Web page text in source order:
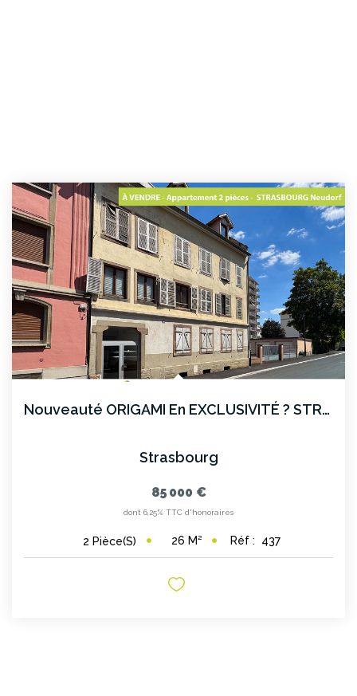
Nouveauté ORIGAMI En EXCLUSIVITÉ ? STRASBOURG NEUDORF
Strasbourg
85 000 €
dont 6,25% TTC d'honoraires
2 Pièce(s) 26 M² Réf : 437